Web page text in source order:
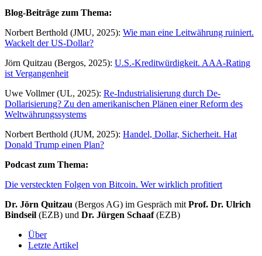
Blog-Beiträge zum Thema:
Norbert Berthold (JMU, 2025): Wie man eine Leitwährung ruiniert.
Wackelt der US-Dollar?
Jörn Quitzau (Bergos, 2025): U.S.-Kreditwürdigkeit. AAA-Rating
ist Vergangenheit
Uwe Vollmer (UL, 2025): Re-Industrialisierung durch De-
Dollarisierung? Zu den amerikanischen Plänen einer Reform des
Weltwährungssystems
Norbert Berthold (JUM, 2025): Handel, Dollar, Sicherheit. Hat
Donald Trump einen Plan?
Podcast zum Thema:
Die versteckten Folgen von Bitcoin. Wer wirklich profitiert
Dr. Jörn Quitzau (Bergos AG) im Gespräch mit Prof. Dr. Ulrich
Bindseil (EZB) und Dr. Jürgen Schaaf(EZB)
Über
Letzte Artikel